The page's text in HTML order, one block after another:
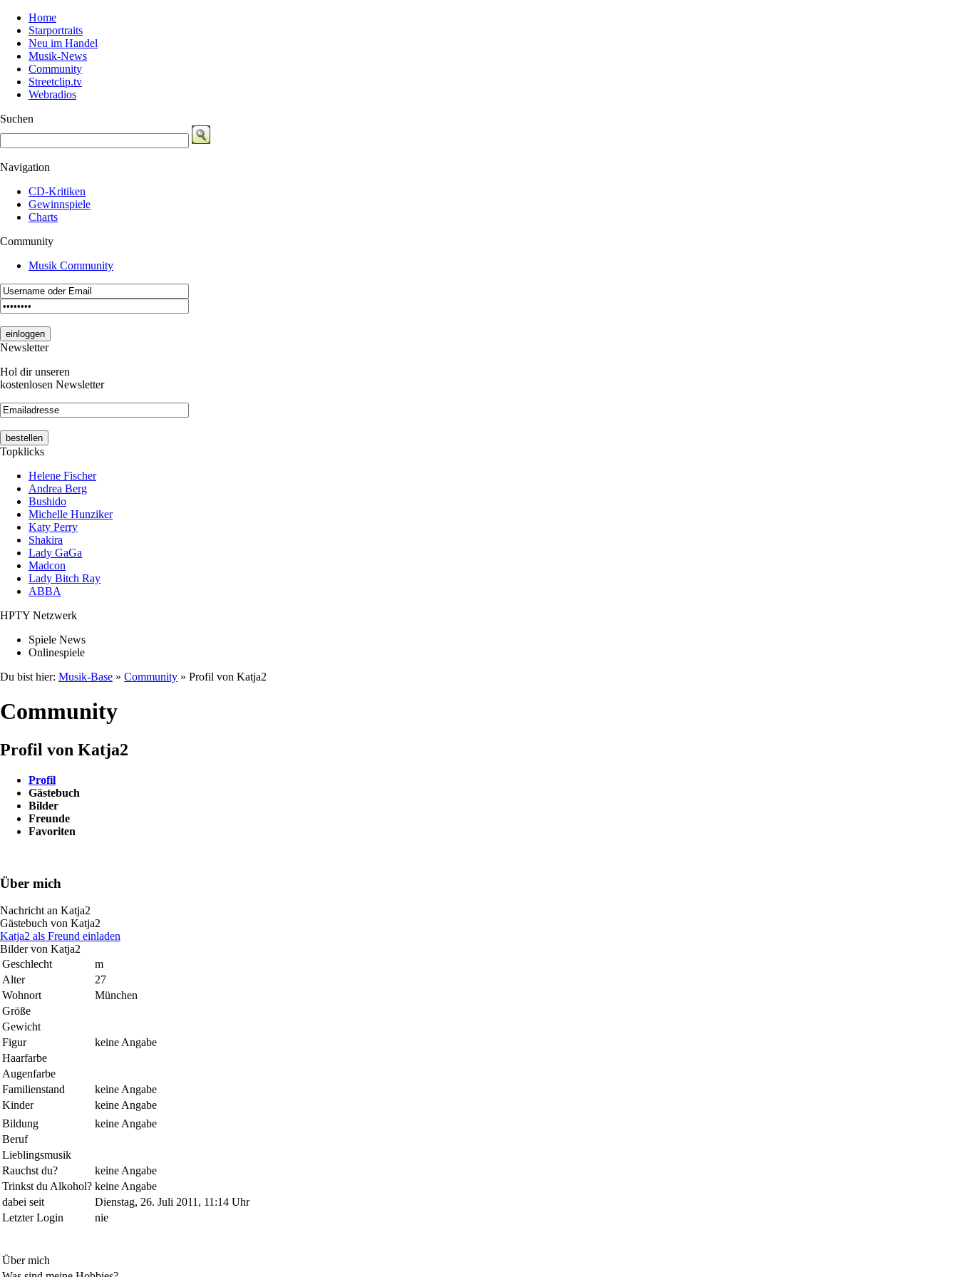
Home
Starportraits
Neu im Handel
Musik-News
Community
Streetclip.tv
Webradios
Suchen
Navigation
CD-Kritiken
Gewinnspiele
Charts
Community
Musik Community
Newsletter
Hol dir unseren
kostenlosen Newsletter
Topklicks
Helene Fischer
Andrea Berg
Bushido
Michelle Hunziker
Katy Perry
Shakira
Lady GaGa
Madcon
Lady Bitch Ray
ABBA
HPTY Netzwerk
Spiele News
Onlinespiele
Du bist hier: Musik-Base » Community » Profil von Katja2
Community
Profil von Katja2
Profil
Gästebuch
Bilder
Freunde
Favoriten
Über mich
Nachricht an Katja2
Gästebuch von Katja2
Katja2 als Freund einladen
Bilder von Katja2
Geschlecht
m
Alter
27
Wohnort
München
Größe
Gewicht
Figur
keine Angabe
Haarfarbe
Augenfarbe
Familienstand
keine Angabe
Kinder
keine Angabe
Bildung
keine Angabe
Beruf
Lieblingsmusik
Rauchst du?
keine Angabe
Trinkst du Alkohol? keine Angabe
dabei seit
Dienstag, 26. Juli 2011, 11:14 Uhr
Letzter Login
nie
Über mich